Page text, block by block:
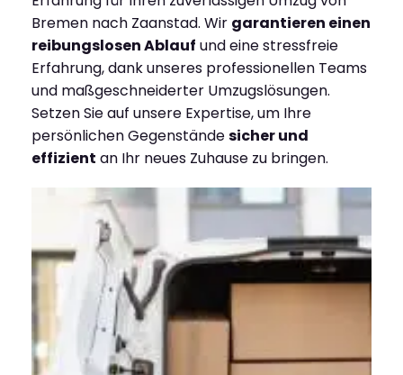
Bremen nach Zaanstad. Wir garantieren einen
reibungslosen Ablauf und eine stressfreie
Erfahrung, dank unseres professionellen Teams
und maßgeschneiderter Umzugslösungen.
Setzen Sie auf unsere Expertise, um Ihre
persönlichen Gegenständesicher und
effizient an Ihr neues Zuhause zu bringen.